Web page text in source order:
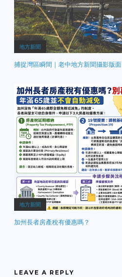
地方新聞
捕捉灣區瞬間｜老中地方新聞攝影版面
地方新聞
加州長者房產稅有優惠嗎？
LEAVE A REPLY